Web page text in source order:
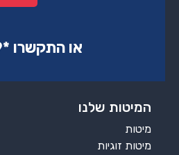
או התקשרו ‏*2129‏
המיטות שלנו
מיטות
מיטות זוגיות